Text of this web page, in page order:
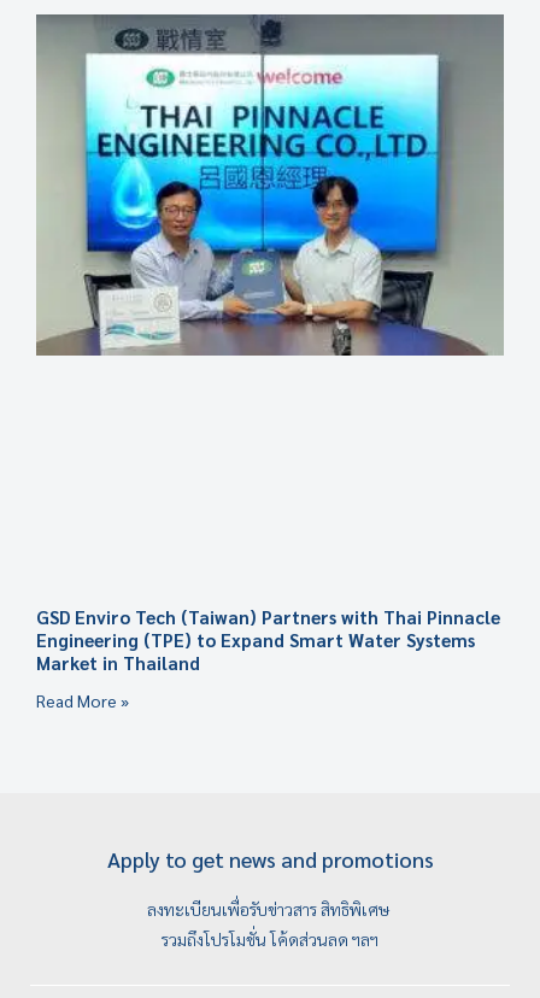
GSD Enviro Tech (Taiwan) Partners with Thai Pinnacle
Engineering (TPE) to Expand Smart Water Systems
Market in Thailand
Read More »
Apply to get news and promotions
ลงทะเบียนเพื่อรับข่าวสาร สิทธิพิเศษ
รวมถึงโปรโมชั่น โค้ดส่วนลด ฯลฯ